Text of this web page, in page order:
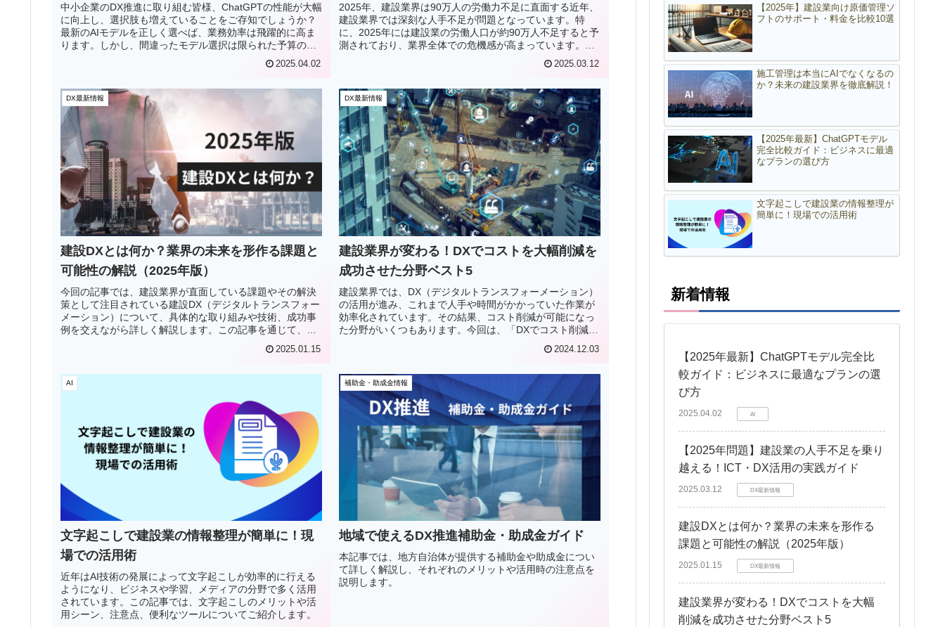
中小企業のDX推進に取り組む皆様、ChatGPTの性能が大幅
に向上し、選択肢も増えていることをご存知でしょうか？
最新のAIモデルを正しく選べば、業務効率は飛躍的に高ま
ります。しかし、間違ったモデル選択は限られた予算の無
2025.04.02
2025年、建設業界は90万人の労働力不足に直面する近年、
建設業界では深刻な人手不足が問題となっています。特
に、2025年には建設業の労働人口が約90万人不足すると予
測されており、業界全体での危機感が高まっています。こ
2025.03.12
DX最新情報
建設DXとは何か？業界の未来を形作る課題と
可能性の解説（2025年版）
今回の記事では、建設業界が直面している課題やその解決
策として注目されている建設DX（デジタルトランスフォー
メーション）について、具体的な取り組みや技術、成功事
例を交えながら詳しく解説します。この記事を通じて、建
2025.01.15
DX最新情報
建設業界が変わる！DXでコストを大幅削減を
成功させた分野ベスト5
建設業界では、DX（デジタルトランスフォーメーション）
の活用が進み、これまで人手や時間がかかっていた作業が
効率化されています。その結果、コスト削減が可能になっ
た分野がいくつもあります。今回は、「DXでコスト削減で
2024.12.03
AI
文字起こしで建設業の情報整理が簡単に！現
場での活用術
近年はAI技術の発展によって文字起こしが効率的に行える
ようになり、ビジネスや学習、メディアの分野で多く活用
されています。この記事では、文字起こしのメリットや活
用シーン、注意点、便利なツールについてご紹介します。
補助金・助成金情報
地域で使えるDX推進補助金・助成金ガイド
本記事では、地方自治体が提供する補助金や助成金につい
て詳しく解説し、それぞれのメリットや活用時の注意点を
説明します。
【2025年】建設業向け原価管理ソ
フトのサポート・料金を比較10選
施工管理は本当にAIでなくなるの
か？未来の建設業界を徹底解説！
【2025年最新】ChatGPTモデル
完全比較ガイド：ビジネスに最適
なプランの選び方
文字起こしで建設業の情報整理が
簡単に！現場での活用術
新着情報
【2025年最新】ChatGPTモデル完全比
較ガイド：ビジネスに最適なプランの選
び方
2025.04.02 AI
【2025年問題】建設業の人手不足を乗り
越える！ICT・DX活用の実践ガイド
2025.03.12 DX最新情報
建設DXとは何か？業界の未来を形作る
課題と可能性の解説（2025年版）
2025.01.15 DX最新情報
建設業界が変わる！DXでコストを大幅
削減を成功させた分野ベスト5